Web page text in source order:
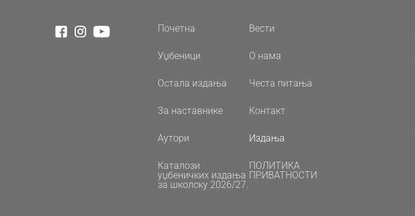
Почетна Вести
Уџбеници О нама
Остала издања Честа питања
За наставнике Контакт
Аутори Издања
Каталози
уџбеничких издања
за школску 2026/27.
ПОЛИТИКА
ПРИВАТНОСТИ